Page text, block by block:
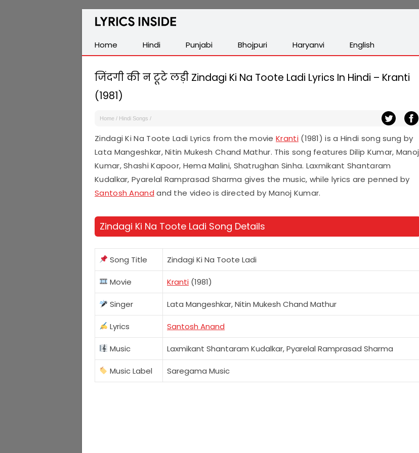
Latest
Hindi,
Tamil,
Malayalam,
Telugu,
English,
Punjabi
Home
Hindi Punjabi Bhojpuri Haryanvi English
जिंदगी की न टूटे लड़ी Zindagi Ki Na Toote Ladi Lyrics In Hindi – Kranti
(1981)
Home / Hindi Songs /
Zindagi Ki Na Toote Ladi Lyrics from the movieKranti(1981) is a Hindi song sung by
Lata Mangeshkar, Nitin Mukesh Chand Mathur. This song features Dilip Kumar, Manoj
Kumar, Shashi Kapoor, Hema Malini, Shatrughan Sinha. Laxmikant Shantaram
Kudalkar, Pyarelal Ramprasad Sharma gives the music, while lyrics are penned by
Santosh Anand and the video is directed by Manoj Kumar.
Zindagi Ki Na Toote Ladi Song Details
Song Title Zindagi Ki Na Toote Ladi
Movie Kranti (1981)
Singer Lata Mangeshkar, Nitin Mukesh Chand Mathur
Lyrics Santosh Anand
Music Laxmikant Shantaram Kudalkar, Pyarelal Ramprasad Sharma
Music Label Saregama Music